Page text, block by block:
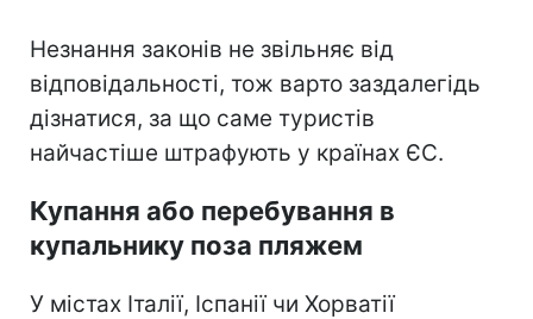
Незнання законів не звільняє від
відповідальності, тож варто заздалегідь
дізнатися, за що саме туристів
найчастіше штрафують у країнах ЄС.
Купання або перебування в
купальнику поза пляжем
У містах Італії, Іспанії чи Хорватії